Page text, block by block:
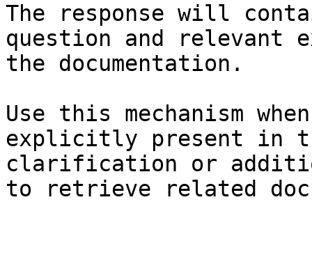
The response will
question and relevant
the documentation.
Use this mechanism
explicitly present in
clarification or